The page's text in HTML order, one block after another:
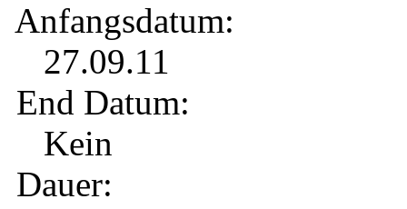
Anfangsdatum:
27.09.11
End Datum:
Kein
Dauer: